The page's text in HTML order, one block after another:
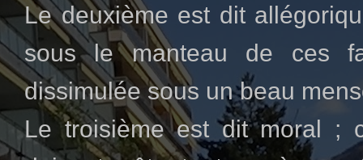
Le deuxième est dit
sous le manteau de ces
dissimulée sous un beau
Le troisième est dit moral ;